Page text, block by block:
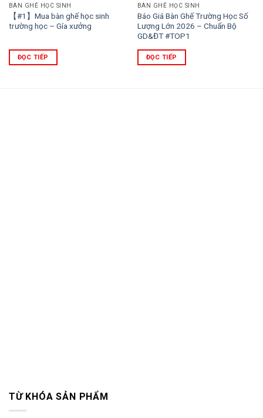
BÀN GHẾ HỌC SINH
【#1】Mua bàn ghế học sinh
trường học – Gía xưởng
ĐỌC TIẾP
BÀN GHẾ HỌC SINH
Báo Giá Bàn Ghế Trường Học Số
Lượng Lớn 2026 – Chuẩn Bộ
GD&ĐT #TOP1
ĐỌC TIẾP
TỪ KHÓA SẢN PHẨM